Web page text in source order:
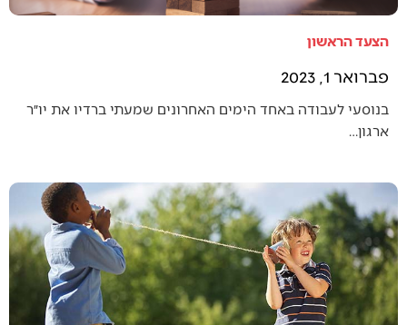
הצעד הראשון
פברואר 1, 2023
בנוסעי לעבודה באחד הימים האחרונים שמעתי ברדיו את יו״ר
ארגון…